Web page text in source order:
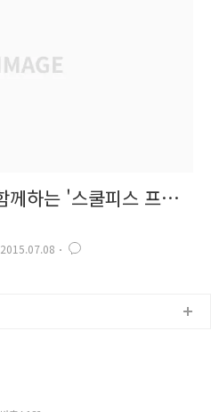
께하는 '스쿨피스 프로
2015.07.08